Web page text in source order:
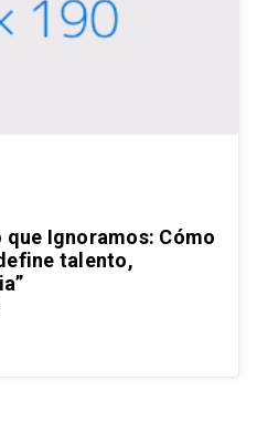
Ignoramos: Cómo
talento,